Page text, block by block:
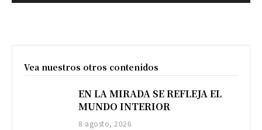
Vea nuestros otros contenidos
EN LA MIRADA SE REFLEJA EL
MUNDO INTERIOR
8 agosto, 2026